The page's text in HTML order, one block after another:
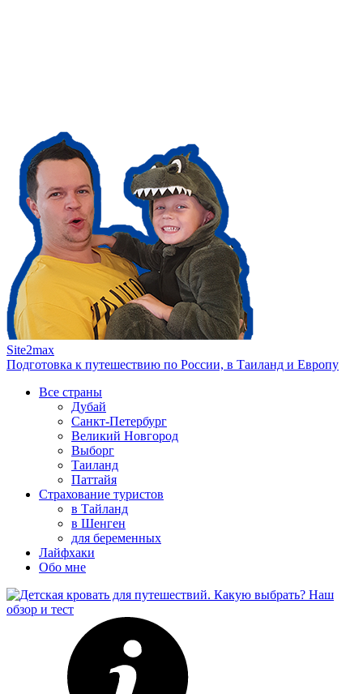
Site2max
Подготовка к путешествию по России, в Таиланд и Европу
Все страны
Дубай
Санкт-Петербург
Великий Новгород
Выборг
Таиланд
Паттайя
Страхование туристов
в Тайланд
в Шенген
для беременных
Лайфхаки
Обо мне